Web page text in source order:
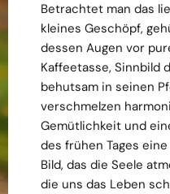
Betrachtet man das
kleines Geschöpf,
dessen Augen vor
Kaffeetasse, Sinnbild
behutsam in seinen
verschmelzen
Gemütlichkeit und
des frühen Tages
Bild, das die Seele
die uns das Leben